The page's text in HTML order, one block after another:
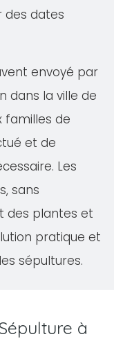
des dates
envoyé par
dans la ville de
familles de
et de
Les
sans
des plantes et
pratique et
sépultures.
à